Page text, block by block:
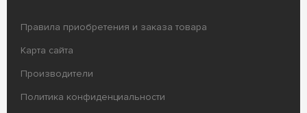
Правила приобретения и заказа товара
Карта сайта
Производители
Политика конфиденциальности